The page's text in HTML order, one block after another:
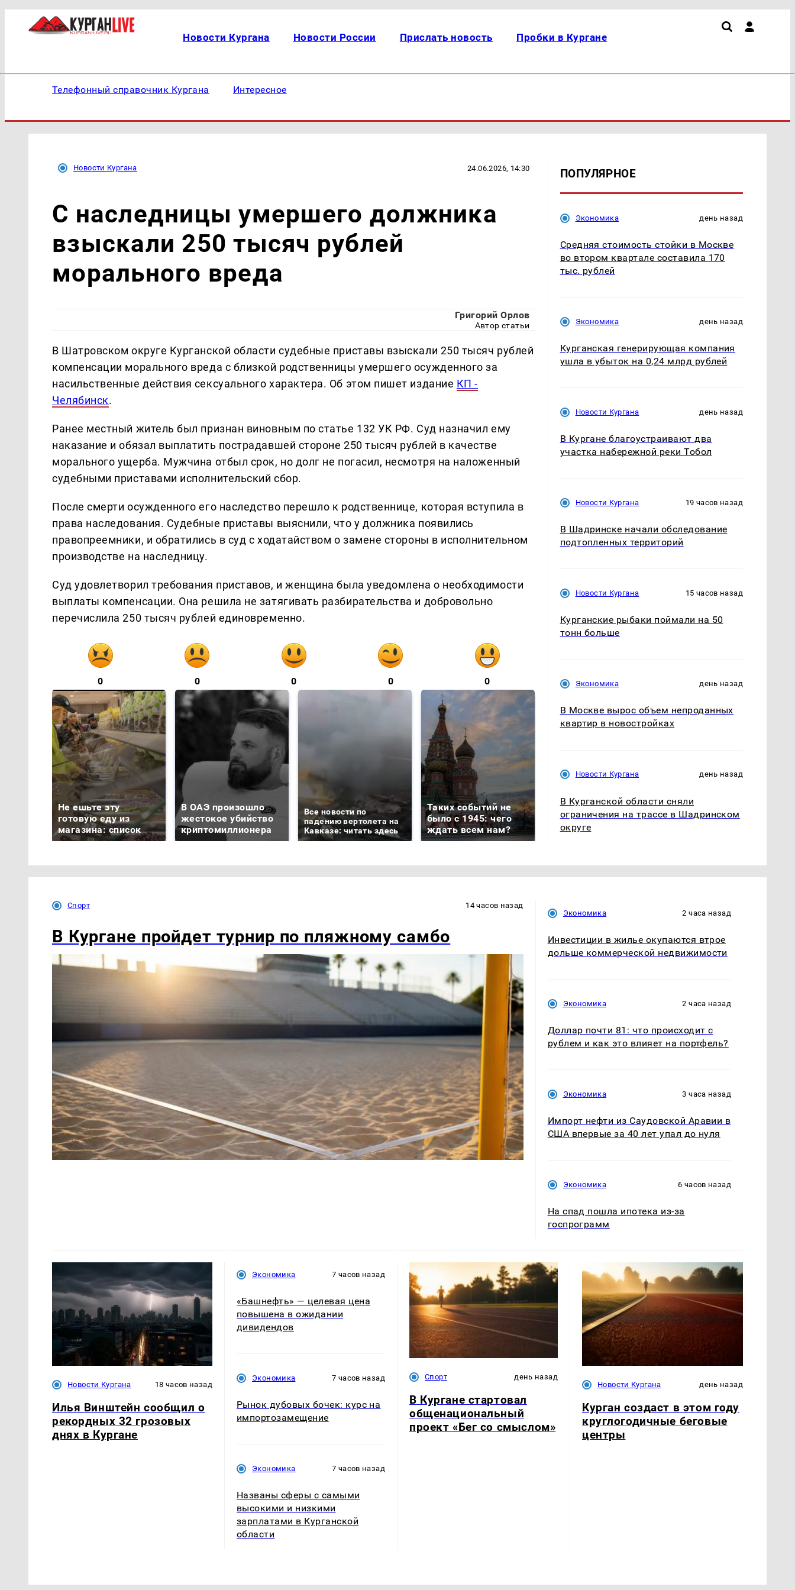
Новости Кургана Новости России Прислать новость Пробки в Кургане
Телефонный справочник Кургана Интересное
Новости Кургана 24.06.2026, 14:30
С наследницы умершего должника
взыскали 250 тысяч рублей
морального вреда
Григорий Орлов
Автор статьи
В Шатровском округе Курганской области судебные приставы взыскали 250 тысяч рублей
компенсации морального вреда с близкой родственницы умершего осужденного за
насильственные действия сексуального характера. Об этом пишет издание КП -
Челябинск.
Ранее местный житель был признан виновным по статье 132 УК РФ. Суд назначил ему
наказание и обязал выплатить пострадавшей стороне 250 тысяч рублей в качестве
морального ущерба. Мужчина отбыл срок, но долг не погасил, несмотря на наложенный
судебными приставами исполнительский сбор.
После смерти осужденного его наследство перешло к родственнице, которая вступила в
права наследования. Судебные приставы выяснили, что у должника появились
правопреемники, и обратились в суд с ходатайством о замене стороны в исполнительном
производстве на наследницу.
Суд удовлетворил требования приставов, и женщина была уведомлена о необходимости
выплаты компенсации. Она решила не затягивать разбирательства и добровольно
перечислила 250 тысяч рублей единовременно.
0 0 0 0 0
Не ешьте эту
готовую еду из
магазина: список
В ОАЭ произошло
жестокое убийство
криптомиллионера
Все новости по
падению вертолета на
Кавказе: читать здесь
Таких событий не
было с 1945: чего
ждать всем нам?
В магазинах России
ажиотаж из-за этого
продукта: что купить?
полицейскую
машину напали и
ПОПУЛЯРНОЕ
Экономика день назад
Средняя стоимость стойки в Москве
во втором квартале составила 170
тыс. рублей
Экономика день назад
Курганская генерирующая компания
ушла в убыток на 0,24 млрд рублей
Новости Кургана день назад
В Кургане благоустраивают два
участка набережной реки Тобол
Новости Кургана 19 часов назад
В Шадринске начали обследование
подтопленных территорий
Новости Кургана 15 часов назад
Курганские рыбаки поймали на 50
тонн больше
Экономика день назад
В Москве вырос объем непроданных
квартир в новостройках
Новости Кургана день назад
В Курганской области сняли
ограничения на трассе в Шадринском
округе
Спорт 14 часов назад
В Кургане пройдет турнир по пляжному самбо
Экономика 2 часа назад
Инвестиции в жилье окупаются втрое
дольше коммерческой недвижимости
Экономика 2 часа назад
Доллар почти 81: что происходит с
рублем и как это влияет на портфель?
Экономика 3 часа назад
Импорт нефти из Саудовской Аравии в
США впервые за 40 лет упал до нуля
Экономика 6 часов назад
На спад пошла ипотека из-за
госпрограмм
Новости Кургана 18 часов назад
Илья Винштейн сообщил о
рекордных 32 грозовых
днях в Кургане
Экономика 7 часов назад
«Башнефть» — целевая цена
повышена в ожидании
дивидендов
Экономика 7 часов назад
Рынок дубовых бочек: курс на
импортозамещение
Экономика 7 часов назад
Названы сферы с самыми
высокими и низкими
зарплатами в Курганской
области
Спорт день назад
В Кургане стартовал
общенациональный
проект «Бег со смыслом»
Новости Кургана день назад
Курган создаст в этом году
круглогодичные беговые
центры